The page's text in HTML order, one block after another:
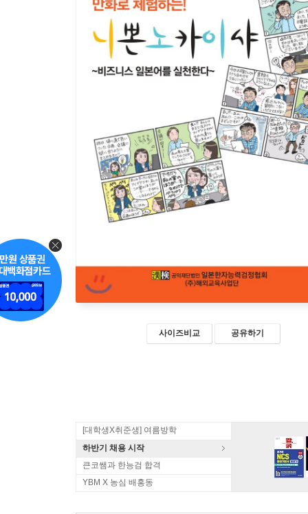
사이즈비교 공유하기
[대학생X취준생] 여름방학
하반기 채용 시작
큰코쌤과 한능검 합격
YBM X 농심 배홍동